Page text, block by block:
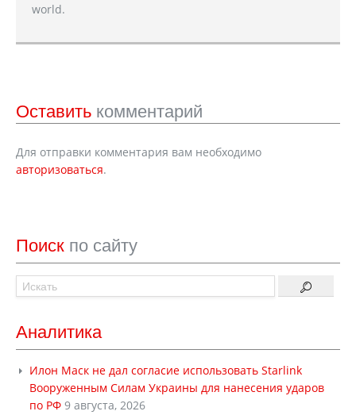
world.
Оставить комментарий
Для отправки комментария вам необходимо
авторизоваться.
Поиск по сайту
Аналитика
Илон Маск не дал согласие использовать Starlink
Вооруженным Силам Украины для нанесения ударов
по РФ 9 августа, 2026